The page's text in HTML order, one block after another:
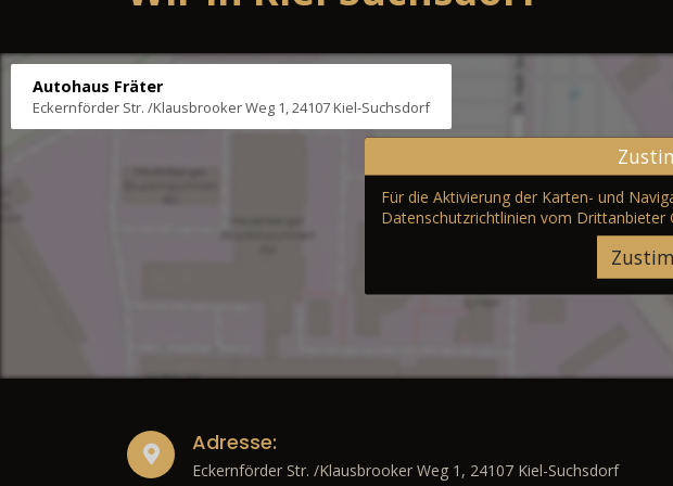
Autohaus Fräter
Eckernförder Str. /Klausbrooker Weg 1, 24107 Kiel-Suchsdorf
Für die Aktivierung der Karten- und
Datenschutzrichtlinien vom Drittanbieter
Adresse:
Eckernförder Str. /Klausbrooker Weg 1, 24107 Kiel-Suchsdorf